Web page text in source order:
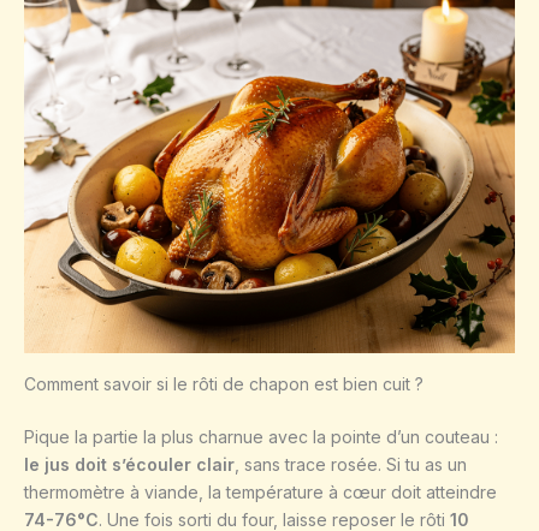
Comment savoir si le rôti de chapon est bien cuit ?
Pique la partie la plus charnue avec la pointe d’un couteau :
le jus doit s’écouler clair , sans trace rosée. Si tu as un
thermomètre à viande, la température à cœur doit atteindre
74-76°C. Une fois sorti du four, laisse reposer le rôti 10